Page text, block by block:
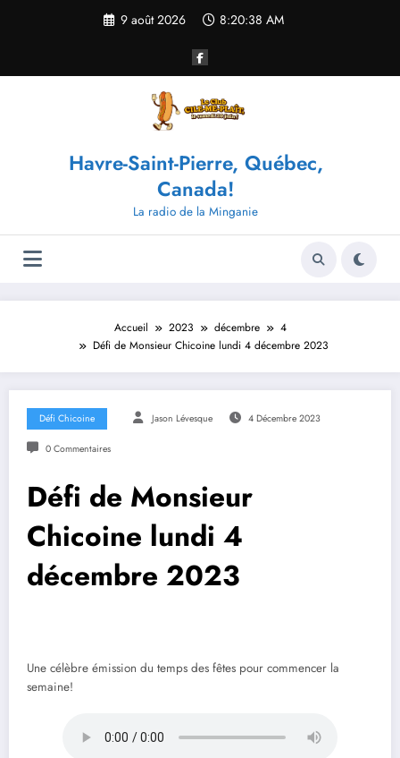
9 août 2026 8:20:38 AM
Havre-Saint-Pierre, Québec,
Canada!
La radio de la Minganie
Accueil 2023 décembre
4
Défi de Monsieur Chicoine lundi 4 décembre 2023
Défi Chicoine Jason Lévesque 4 Décembre 2023
0 Commentaires
Défi de Monsieur
Chicoine lundi 4
décembre 2023
Une célèbre émission du temps des fêtes pour commencer la
semaine!